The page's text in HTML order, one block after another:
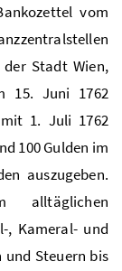
vom
Stadt Wien,
15. Juni 1762
1. Juli 1762
100 Gulden im
auszugeben.
alltäglichen
, Kameral- und
und Steuern bis